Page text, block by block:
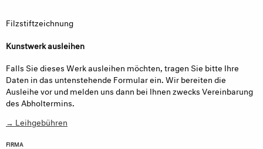
Filzstiftzeichnung
Kunstwerk ausleihen
Falls Sie dieses Werk ausleihen möchten, tragen Sie bitte Ihre
Daten in das untenstehende Formular ein. Wir bereiten die
Ausleihe vor und melden uns dann bei Ihnen zwecks Vereinbarung
des Abholtermins.
→ Leihgebühren
FIRMA